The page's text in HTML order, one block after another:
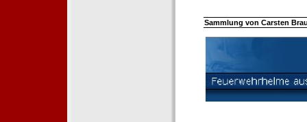
Sammlung von Carsten